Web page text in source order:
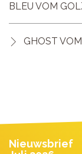
BLEU VOM
GHOST
Nieuwsbrief